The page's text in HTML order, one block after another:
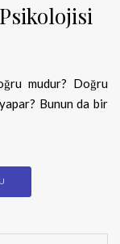
mudur? Doğru
Bunun da bir